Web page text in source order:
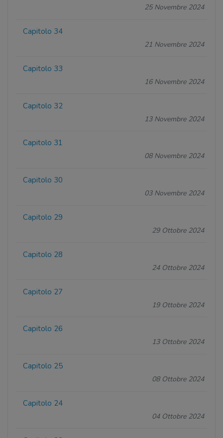
25 Novembre 2024
Capitolo 34
21 Novembre 2024
Capitolo 33
16 Novembre 2024
Capitolo 32
13 Novembre 2024
Capitolo 31
08 Novembre 2024
Capitolo 30
03 Novembre 2024
Capitolo 29
29 Ottobre 2024
Capitolo 28
24 Ottobre 2024
Capitolo 27
19 Ottobre 2024
Capitolo 26
13 Ottobre 2024
Capitolo 25
08 Ottobre 2024
Capitolo 24
04 Ottobre 2024